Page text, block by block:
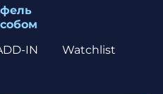
Watchlist
IN